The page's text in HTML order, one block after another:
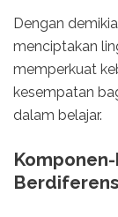
Dengan
menciptakan
memperkuat
kesempatan
dalam belajar.